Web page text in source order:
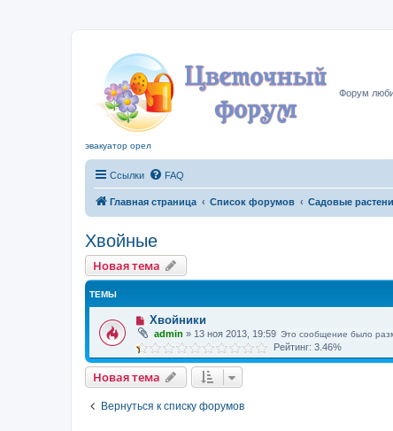
Форум
эвакуатор орел
Ссылки FAQ
Главная страница Список форумов Садовые
Хвойные
Новая тема
ТЕМЫ
Хвойники
admin » 13 ноя 2013, 19:59 Это сообщение было
Рейтинг: 3.46%
Новая тема
Вернуться к списку форумов